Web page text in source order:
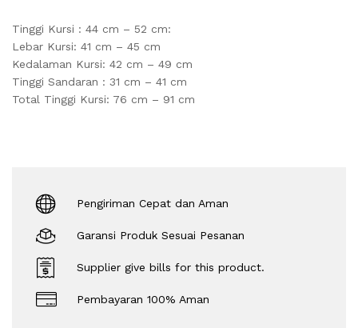
Tinggi Kursi : 44 cm – 52 cm:
Lebar Kursi: 41 cm – 45 cm
Kedalaman Kursi: 42 cm – 49 cm
Tinggi Sandaran : 31 cm – 41 cm
Total Tinggi Kursi: 76 cm – 91 cm
Pengiriman Cepat dan Aman
Garansi Produk Sesuai Pesanan
Supplier give bills for this product.
Pembayaran 100% Aman